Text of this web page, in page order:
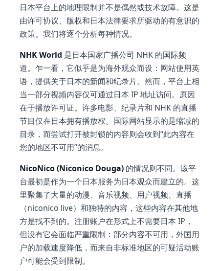
日本平台上的地理限制并不是偶然或技术故障。这是
由许可协议、版权和日本法律要求所驱动的有意识的
政策。我们将逐个分析每种情况。
NHK World 是日本国家广播公司 NHK 的国际频
道。乍一看，它似乎是为海外观众而设：网站使用英
语，提供关于日本的新闻和纪录片。然而，平台上相
当一部分视频内容仅可通过日本 IP 地址访问。原因
在于播放许可证。许多电影、纪录片和 NHK 的直播
节目仅在日本拥有播放权。国际网站显示的是缩减的
目录，而尝试打开被封锁的内容则会收到“此内容在
您的地区不可用”的消息。
NicoNico (Niconico Douga) 的情况则不同。该平
台最初是作为一个日本服务为日本观众而建立的。这
里聚集了大量的动漫、音乐视频、用户视频、直播
（niconico live）和独特的内容，这些内容在其他地
方是找不到的。注册账户在形式上不需要日本 IP，
但没有它会面临严重限制：部分内容不可用，外国用
户的加载速度降低，而来自非标准地区的可疑活动账
户可能会受到限制。